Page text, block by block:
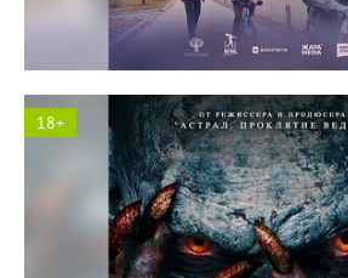
18+